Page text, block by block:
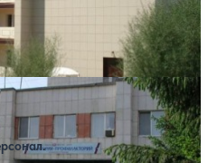
мест на выбранные даты
вариант